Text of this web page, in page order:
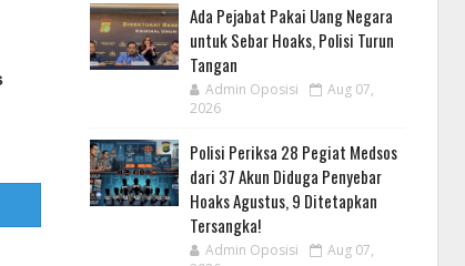
Ada Pejabat Pakai Uang Negara
untuk Sebar Hoaks, Polisi Turun
Tangan
Admin Oposisi
Aug 07,
2026
Polisi Periksa 28 Pegiat Medsos
dari 37 Akun Diduga Penyebar
Hoaks Agustus, 9 Ditetapkan
Tersangka!
Admin Oposisi
Aug 07,